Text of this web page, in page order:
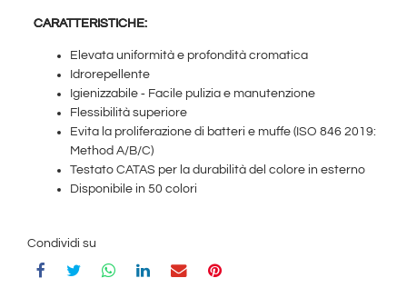
CARATTERISTICHE:
Elevata uniformità e profondità cromatica
Idrorepellente
Igienizzabile ‑ Facile pulizia e manutenzione
Flessibilità superiore
Evita la proliferazione di batteri e muffe (ISO 846 2019:
Method A/B/C)
Testato CATAS per la durabilità del colore in esterno
Disponibile in 50 colori
Condividi su